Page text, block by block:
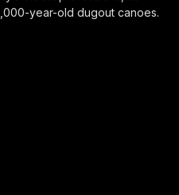
year-old dugout canoes.